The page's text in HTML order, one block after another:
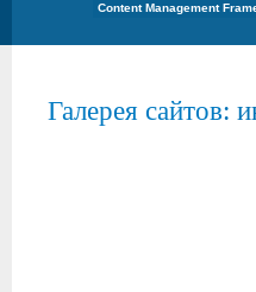
Content Management
Галерея сайтов: